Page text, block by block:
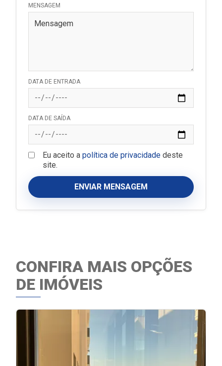
MENSAGEM
DATA DE ENTRADA
DATA DE SAÍDA
Eu aceito a política de privacidade deste
site.
ENVIAR MENSAGEM
CONFIRA MAIS OPÇÕES
DE IMÓVEIS